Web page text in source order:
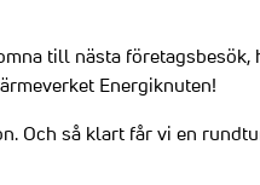
till nästa företagsbesök,
Energiknuten!
Och så klart får vi en